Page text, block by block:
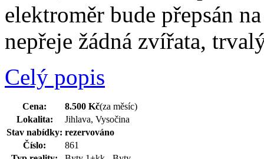
elektroměr bude přepsán
nepřeje žádná zvířata,
Celý popis
Cena: 8.500 Kč(za měsíc)
Lokalita:
Jihlava, Vysočina
Stav nabídky: rezervováno
Číslo:
861